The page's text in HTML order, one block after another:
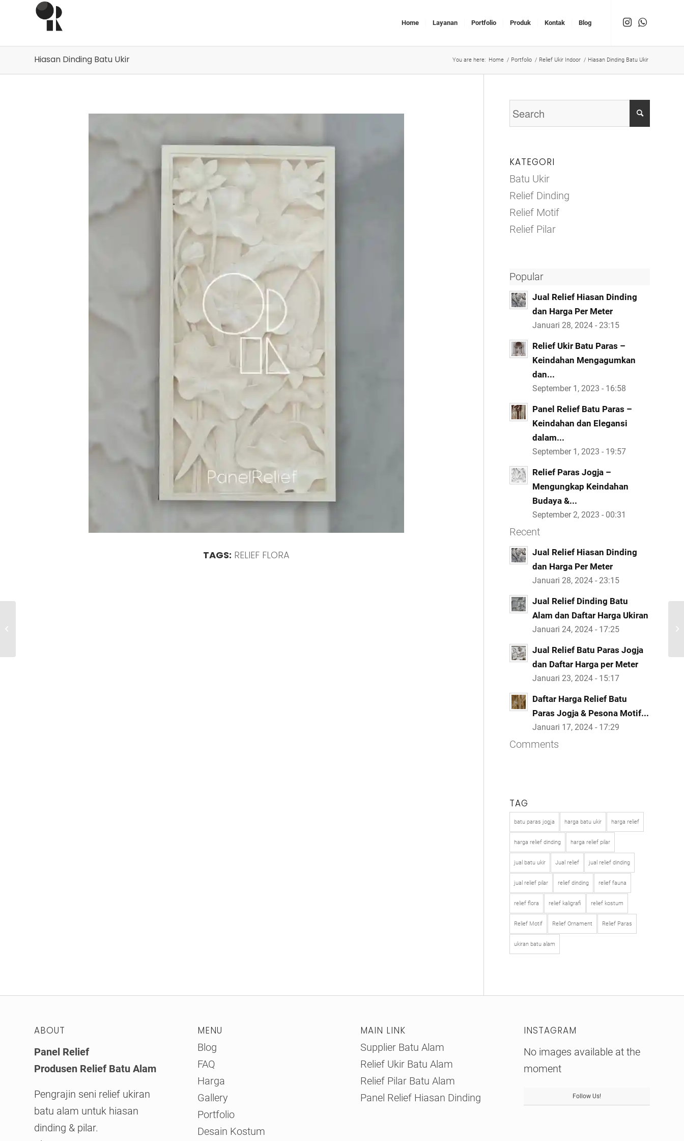
Home Layanan Portfolio Produk Kontak Blog
Hiasan Dinding Batu Ukir You are here: Home / Portfolio / Relief Ukir Indoor / Hiasan Dinding Batu Ukir
TAGS: RELIEF FLORA
KATEGORI
Batu Ukir
Relief Dinding
Relief Motif
Relief Pilar
Popular
Jual Relief Hiasan Dinding
dan Harga Per Meter
Januari 28, 2024 - 23:15
Relief Ukir Batu Paras –
Keindahan Mengagumkan
dan...
September 1, 2023 - 16:58
Panel Relief Batu Paras –
Keindahan dan Elegansi
dalam...
September 1, 2023 - 19:57
Relief Paras Jogja –
Mengungkap Keindahan
Budaya &...
September 2, 2023 - 00:31
Recent
Jual Relief Hiasan Dinding
dan Harga Per Meter
Januari 28, 2024 - 23:15
Jual Relief Dinding Batu
Alam dan Daftar Harga Ukiran
Januari 24, 2024 - 17:25
Jual Relief Batu Paras Jogja
dan Daftar Harga per Meter
Januari 23, 2024 - 15:17
Daftar Harga Relief Batu
Paras Jogja & Pesona Motif...
Januari 17, 2024 - 17:29
Comments
TAG
batu paras jogja harga batu ukir harga relief
harga relief dinding harga relief pilar
jual batu ukir Jual relief jual relief dinding
jual relief pilar relief dinding relief fauna
relief flora relief kaligrafi relief kostum
Relief Motif Relief Ornament Relief Paras
ukiran batu alam
ABOUT
Panel Relief
Produsen Relief Batu Alam
Pengrajin seni relief ukiran
batu alam untuk hiasan
dinding & pilar.
MENU
Blog
FAQ
Harga
Gallery
Portfolio
Desain Kostum
MAIN LINK
Supplier Batu Alam
Relief Ukir Batu Alam
Relief Pilar Batu Alam
Panel Relief Hiasan Dinding
INSTAGRAM
No images available at the
moment
Follow Us!